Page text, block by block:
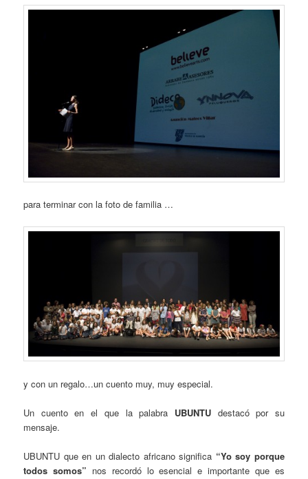
para terminar con la foto de familia …
y con un regalo…un cuento muy, muy especial.
Un cuento en el que la palabra UBUNTUdestacó por su
mensaje.
UBUNTU que en un dialecto africano significa “Yo soy porque
todos somos” nos recordó lo esencial e importante que es